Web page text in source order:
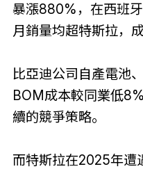
暴漲880%，在西班
月銷量均超特斯拉，
比亞迪公司自產電池
BOM成本較同業低
續的競爭策略。
而特斯拉在2025年遭